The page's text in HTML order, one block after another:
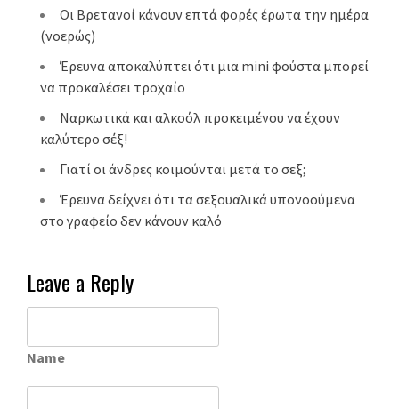
Οι Βρετανοί κάνουν επτά φορές έρωτα την ημέρα
(νοερώς)
Έρευνα αποκαλύπτει ότι μια mini φούστα μπορεί
να προκαλέσει τροχαίο
Ναρκωτικά και αλκοόλ προκειμένου να έχουν
καλύτερο σέξ!
Γιατί οι άνδρες κοιμούνται μετά το σεξ;
Έρευνα δείχνει ότι τα σεξουαλικά υπονοούμενα
στο γραφείο δεν κάνουν καλό
Leave a Reply
Name